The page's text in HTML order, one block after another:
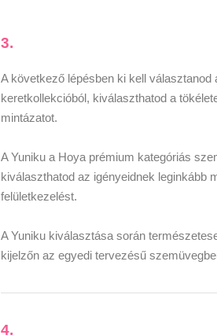
3.
A következő lépésben ki kell választanod
keretkollekcióból, kiválaszthatod a
mintázatot.
A Yuniku a Hoya prémium kategóriás
kiválaszthatod az igényeidnek leginkább
felületkezelést.
A Yuniku kiválasztása során
kijelzőn az egyedi tervezésű
4.